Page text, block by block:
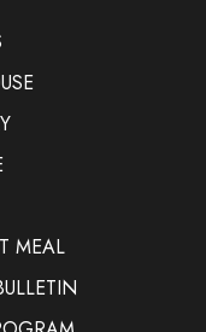
MEAL